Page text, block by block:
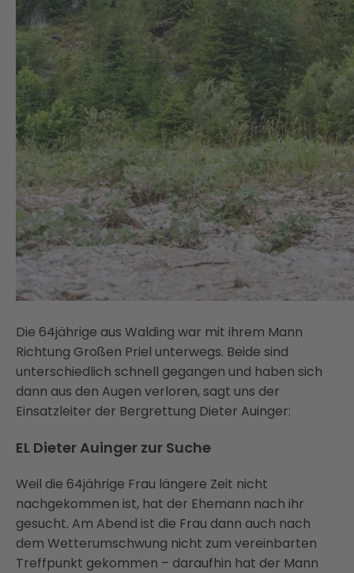
Die 64jährige aus Walding war mit ihrem Mann
Richtung Großen Priel unterwegs. Beide sind
unterschiedlich schnell gegangen und haben sich
dann aus den Augen verloren, sagt uns der
Einsatzleiter der Bergrettung Dieter Auinger:
EL Dieter Auinger zur Suche
Weil die 64jährige Frau längere Zeit nicht
nachgekommen ist, hat der Ehemann nach ihr
gesucht. Am Abend ist die Frau dann auch nach
dem Wetterumschwung nicht zum vereinbarten
Treffpunkt gekommen – daraufhin hat der Mann